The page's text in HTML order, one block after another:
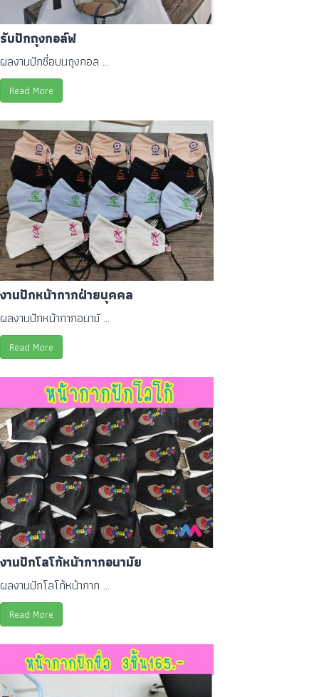
รับปักถุงกอล์ฟ
ผลงานปักชื่อบนถุงกอล ...
Read More
งานปักหน้ากากฝ่ายบุคคล
ผลงานปักหน้ากากอนามั ...
Read More
งานปักโลโก้หน้ากากอนามัย
ผลงานปักโลโก้หน้ากาก ...
Read More